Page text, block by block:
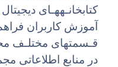
کتابخانـههـای
آموزش کاربران
قـسمتهای مختلـف
در منابع اطلاعاتی